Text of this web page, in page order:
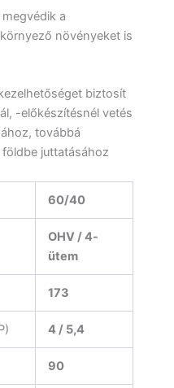
a
növényeket is
biztosít
-előkészítésnél vetés
továbbá
juttatásához
60/40
OHV / 4-
ütem
173
4 / 5,4
90